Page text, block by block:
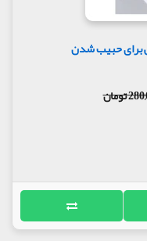
که نیازمند
شایان از خود
سجاد (علیه
ابن زیاد و یزید
آنان در اوج
بود. «هنگامی که
سخن می کرد».
و نیز گفت وگوهای
برای حبیب شدن
تومان